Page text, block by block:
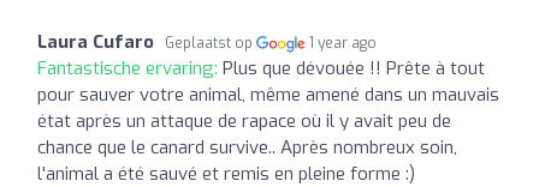
Laura Cufaro Geplaatst op 1 year ago
Fantastische ervaring: Plus que dévouée !! Prête à tout
pour sauver votre animal, même amené dans un mauvais
état après un attaque de rapace où il y avait peu de
chance que le canard survive.. Après nombreux soin,
l'animal a été sauvé et remis en pleine forme :)